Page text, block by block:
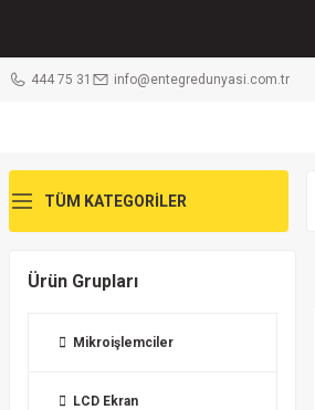
444 75 31 info@entegredunyasi.com.tr
TÜM KATEGORİLER
Ürün Grupları
Mikroişlemciler
LCD Ekran